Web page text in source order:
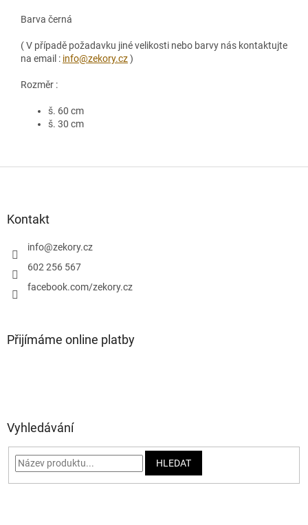
Barva černá
( V případě požadavku jiné velikosti nebo barvy nás kontaktujte
na email : info@zekory.cz)
Rozměr :
š. 60 cm
š. 30 cm
Kontakt
info@zekory.cz
602 256 567
facebook.com/zekory.cz
Přijímáme online platby
Vyhledávání
HLEDAT